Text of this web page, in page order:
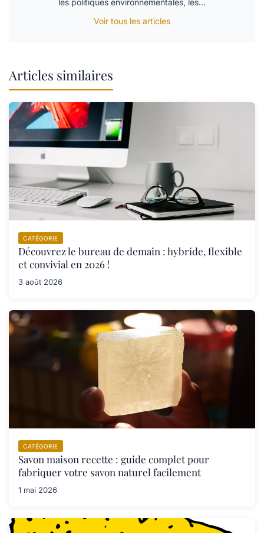
Voir tous les articles
Articles similaires
CATÉGORIE
Découvrez le bureau de demain : hybride, flexible
et convivial en 2026 !
3 août 2026
CATÉGORIE
Savon maison recette : guide complet pour
fabriquer votre savon naturel facilement
1 mai 2026